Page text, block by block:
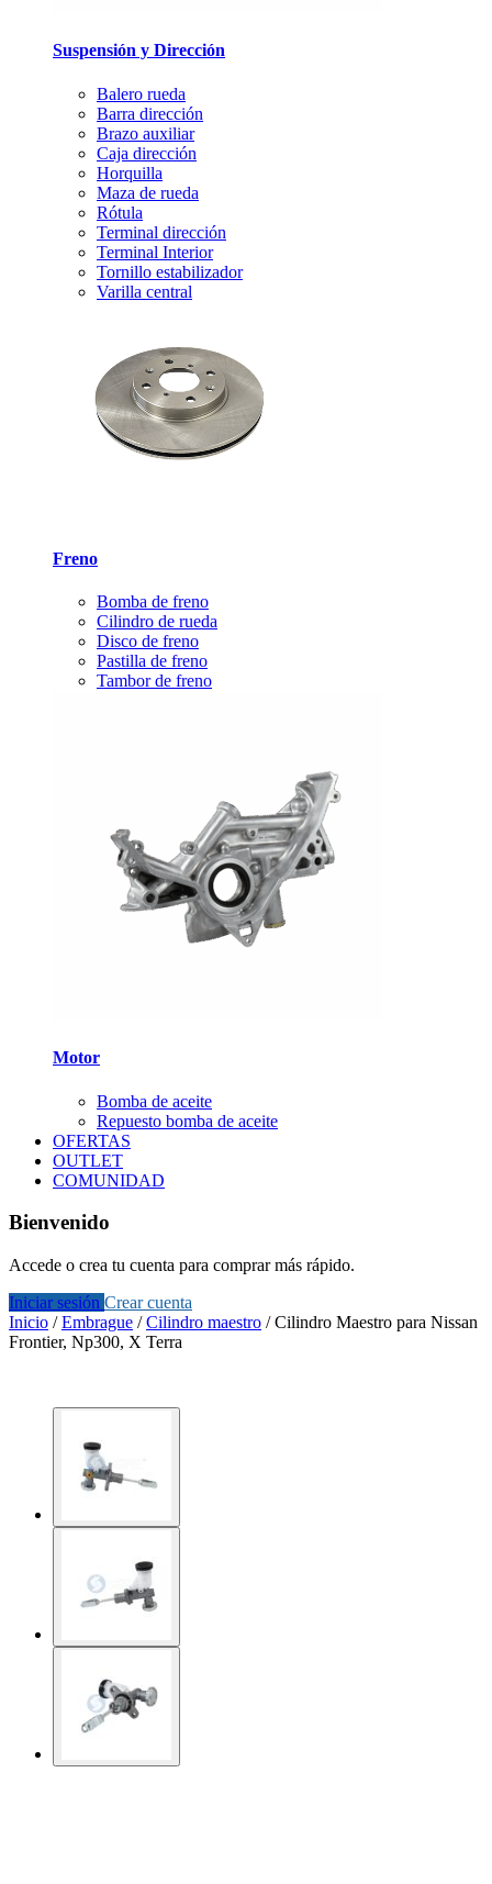
Suspensión y Dirección
Balero rueda
Barra dirección
Brazo auxiliar
Caja dirección
Horquilla
Maza de rueda
Rótula
Terminal dirección
Terminal Interior
Tornillo estabilizador
Varilla central
Freno
Bomba de freno
Cilindro de rueda
Disco de freno
Pastilla de freno
Tambor de freno
Motor
Bomba de aceite
Repuesto bomba de aceite
OFERTAS
OUTLET
COMUNIDAD
Bienvenido
Accede o crea tu cuenta para comprar más rápido.
Iniciar sesión Crear cuenta
Inicio /Embrague /Cilindro maestro /Cilindro Maestro para Nissan
Frontier, Np300, X Terra